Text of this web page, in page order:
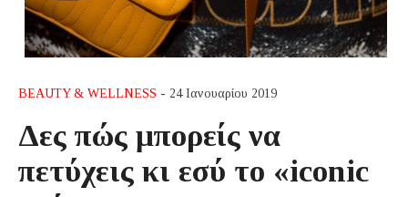
BEAUTY & WELLNESS - 24 Ιανουαρίου 2019
Δες πώς μπορείς να
πετύχεις κι εσύ το «iconic